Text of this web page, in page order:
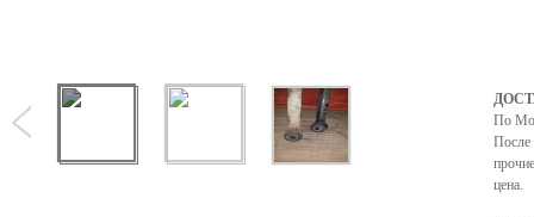
По
После
цена.